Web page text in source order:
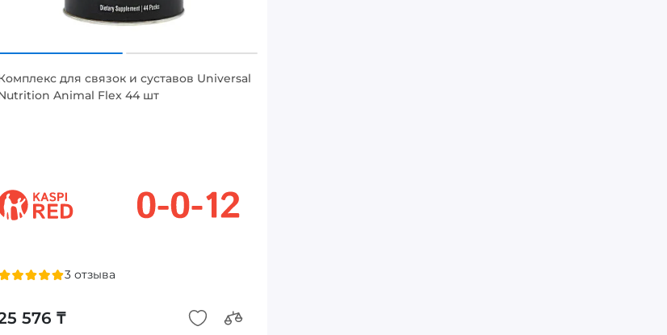
для связок и суставов Universal
Animal Flex 44 шт
3 отзыва
576 ₸